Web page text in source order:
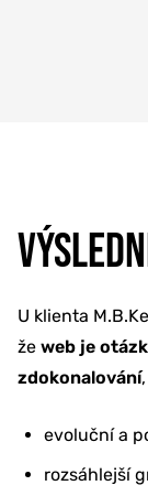
U klienta
že web je
zdokonalování
evoluční a
rozsáhlejší